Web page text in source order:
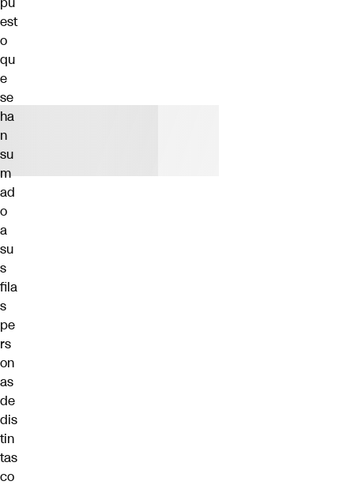
est
o
qu
e
se
ha
n
su
m
ad
o
a
su
s
fila
s
pe
rs
on
as
de
dis
tin
tas
co